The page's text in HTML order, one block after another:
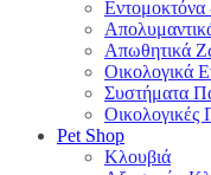
Απωθητικά
Οικολογικά
Συστήματα
Pet Shop
Κλουβιά